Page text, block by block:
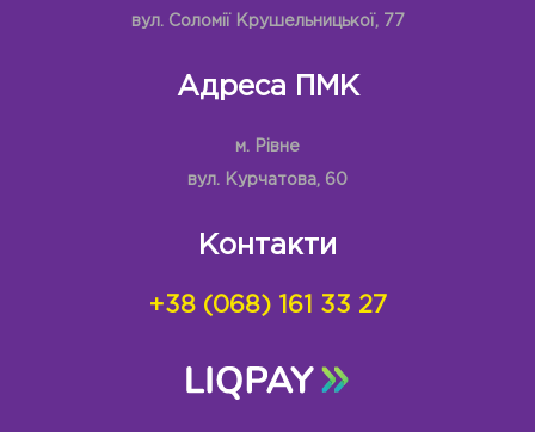
вул. Соломії Крушельницької, 77
Адреса ПМК
м. Рівне
вул. Курчатова, 60
Контакти
+38 (068) 161 33 27